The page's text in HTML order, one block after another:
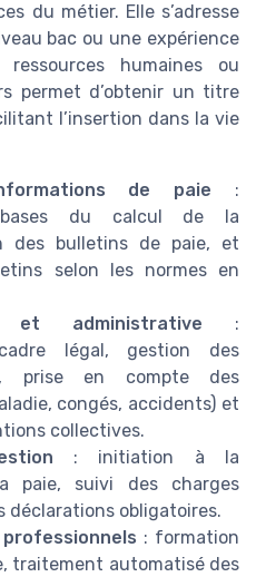
du métier. Elle s’adresse
bac ou une expérience
humaines ou
permet d’obtenir un titre
l’insertion dans la vie
de paie :
bases du calcul de la
des bulletins de paie, et
selon les normes en
et administrative :
légal, gestion des
prise en compte des
congés, accidents) et
collectives.
: initiation à la
paie, suivi des charges
déclarations obligatoires.
: formation
traitement automatisé des